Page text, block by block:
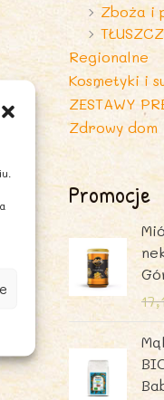
Zboża i
Regionalne
Kosmetyki i
ZESTAWY
Zdrowy dom
Promocje